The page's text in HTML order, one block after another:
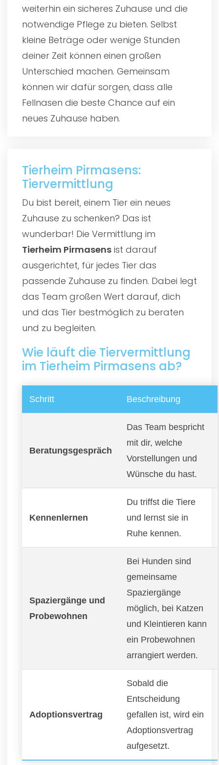
weiterhin ein sicheres Zuhause und die
notwendige Pflege zu bieten. Selbst
kleine Beträge oder wenige Stunden
deiner Zeit können einen großen
Unterschied machen. Gemeinsam
können wir dafür sorgen, dass alle
Fellnasen die beste Chance auf ein
neues Zuhause haben.
Tierheim Pirmasens:
Tiervermittlung
Du bist bereit, einem Tier ein neues
Zuhause zu schenken? Das ist
wunderbar! Die Vermittlung im
Tierheim Pirmasens ist darauf
ausgerichtet, für jedes Tier das
passende Zuhause zu finden. Dabei legt
das Team großen Wert darauf, dich
und das Tier bestmöglich zu beraten
und zu begleiten.
Wie läuft die Tiervermittlung
im Tierheim Pirmasens ab?
Schritt Beschreibung
Beratungsgespräch
Das Team bespricht
mit dir, welche
Vorstellungen und
Wünsche du hast.
Kennenlernen
Du triffst die Tiere
und lernst sie in
Ruhe kennen.
Spaziergänge und
Probewohnen
Bei Hunden sind
gemeinsame
Spaziergänge
möglich, bei Katzen
und Kleintieren kann
ein Probewohnen
arrangiert werden.
Adoptionsvertrag
Sobald die
Entscheidung
gefallen ist, wird ein
Adoptionsvertrag
aufgesetzt.